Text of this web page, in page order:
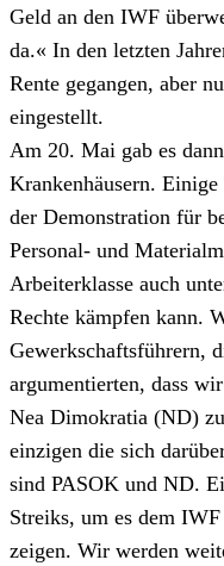
Geld an den IWF
da.« In den letzten
Rente gegangen, aber
eingestellt.
Am 20. Mai gab es
Krankenhäusern.
der Demonstration für
Personal- und
Arbeiterklasse auch
Rechte kämpfen kann.
Gewerkschaftsführern,
argumentierten, dass
Nea Dimokratia (ND)
einzigen die sich
sind PASOK und ND.
Streiks, um es dem
zeigen. Wir werden